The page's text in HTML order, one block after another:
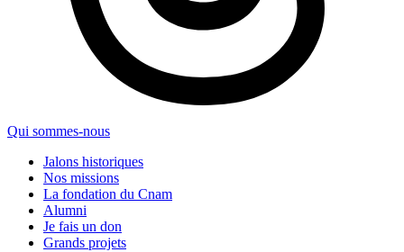
Qui sommes-nous
Jalons historiques
Nos missions
La fondation du Cnam
Alumni
Je fais un don
Grands projets